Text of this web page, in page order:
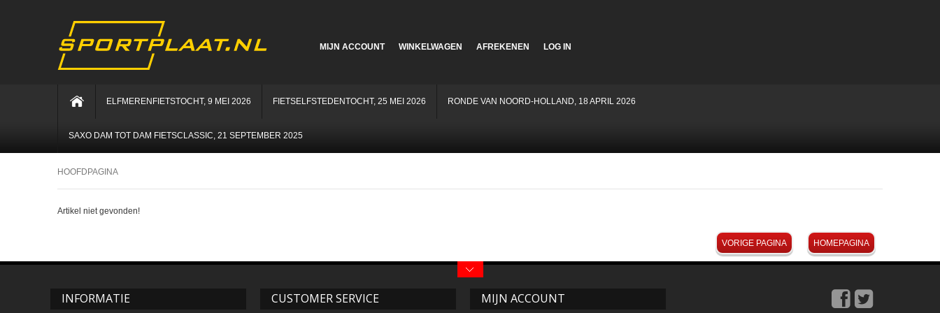
MIJN ACCOUNT WINKELWAGEN AFREKENEN LOG IN
ELFMERENFIETSTOCHT, 9 MEI 2026 FIETSELFSTEDENTOCHT, 25 MEI 2026 RONDE VAN NOORD-HOLLAND, 18 APRIL 2026
SAXO DAM TOT DAM FIETSCLASSIC, 21 SEPTEMBER 2025
HOOFDPAGINA
Artikel niet gevonden!
HOMEPAGINA
VORIGE PAGINA
INFORMATIE CUSTOMER SERVICE MIJN ACCOUNT